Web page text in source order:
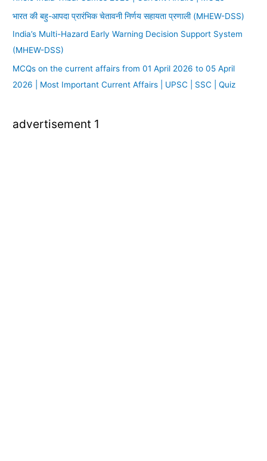
भारत की बहु-आपदा प्रारंभिक चेतावनी निर्णय सहायता प्रणाली (MHEW-DSS)
India’s Multi-Hazard Early Warning Decision Support System
(MHEW-DSS)
MCQs on the current affairs from 01 April 2026 to 05 April
2026 | Most Important Current Affairs | UPSC | SSC | Quiz
advertisement 1